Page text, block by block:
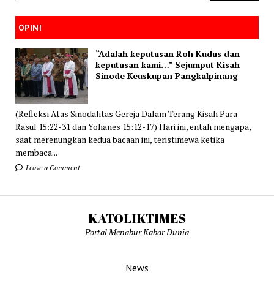
OPINI
“Adalah keputusan Roh Kudus dan
keputusan kami…” Sejumput Kisah
Sinode Keuskupan Pangkalpinang
(Refleksi Atas Sinodalitas Gereja Dalam Terang Kisah Para
Rasul 15:22-31 dan Yohanes 15:12-17) Hari ini, entah mengapa,
saat merenungkan kedua bacaan ini, teristimewa ketika
membaca...
Leave a Comment
KATOLIKTIMES
Portal Menabur Kabar Dunia
News